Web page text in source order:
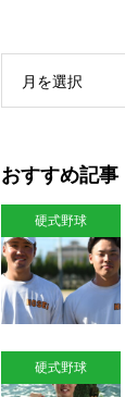
月を選択
おすすめ記事
硬式野球
硬式野球